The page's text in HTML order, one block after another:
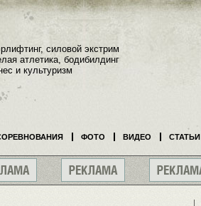
силовой экстрим
атлетика, бодибилдинг
и культуризм
ФОТО ВИДЕО СТАТЬИ